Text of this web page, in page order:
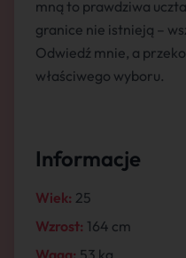
mną to prawdziwa
granice nie istnieją –
Odwiedź mnie, a
właściwego wyboru.
Informacje
Wiek: 25
Wzrost: 164 cm
Waga: 53 kg